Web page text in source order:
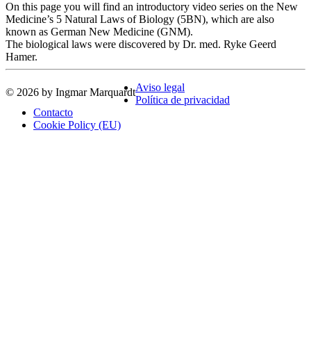
On this page you will find an introductory video series on the New
Medicine’s 5 Natural Laws of Biology (5BN), which are also
known as German New Medicine (GNM).
The biological laws were discovered by Dr. med. Ryke Geerd
Hamer.
© 2026 by Ingmar MarquardtAviso legal
Política de privacidad
Contacto
Cookie Policy (EU)